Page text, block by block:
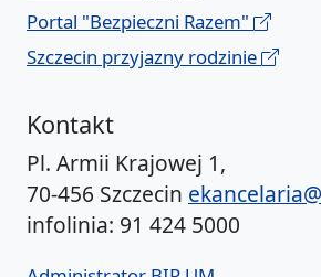
Portal "Bezpieczni Razem"
Szczecin przyjazny rodzinie
Kontakt
Pl. Armii Krajowej 1,
70-456 Szczecin
infolinia: 91 424 5000